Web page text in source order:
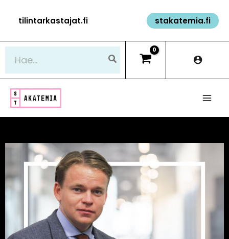
sisältöön
tilintarkastajat.fi stakatemia.fi